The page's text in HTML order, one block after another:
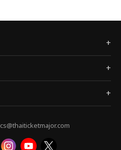
cs@thaiticketmajor.com